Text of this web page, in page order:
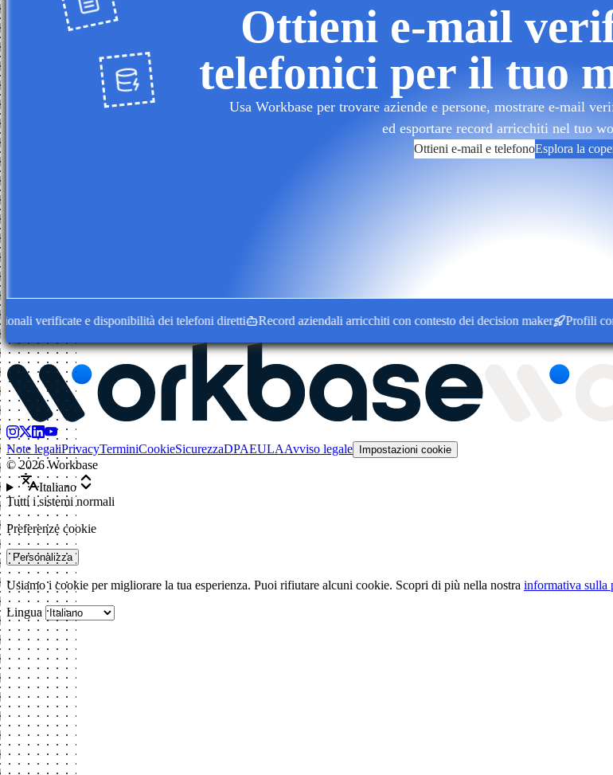
Ottieni e-mail
telefonici per il tuo
Usa Workbase per trovare aziende e persone, mostrare e-mail
ed esportare record arricchiti nel tuo
Ottieni e-mail e telefonoEsplora la
verificate e disponibilità dei telefoni diretti Record aziendali arricchiti con contesto dei decision maker Profili
Note legaliPrivacyTerminiCookieSicurezzaDPAEULAAvviso legale Impostazioni cookie
©2026 Workbase
Italiano
Tutti i sistemi normali
Preferenze cookie
Personalizza
Usiamo i cookie per migliorare la tua esperienza. Puoi rifiutare alcuni cookie. Scopri di più nella nostra informativa sulla
Lingua